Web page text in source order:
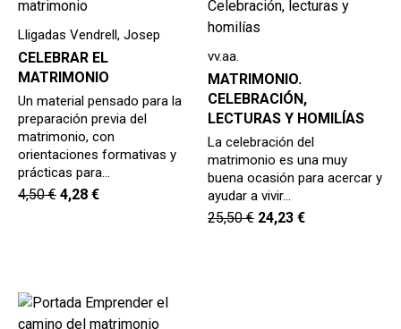
Lligadas Vendrell, Josep
CELEBRAR EL
MATRIMONIO
Un material pensado para la
preparación previa del
matrimonio, con
orientaciones formativas y
prácticas para…
4,50€ 4,28 €
vv.aa.
MATRIMONIO.
CELEBRACIÓN,
LECTURAS Y HOMILÍAS
La celebración del
matrimonio es una muy
buena ocasión para acercar y
ayudar a vivir…
25,50€ 24,23€